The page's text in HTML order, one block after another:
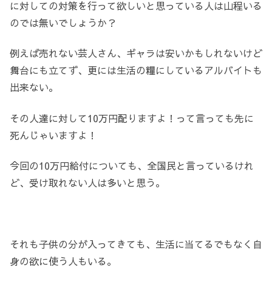
に対しての対策を行って欲しいと思っている人は山程いる
のでは無いでしょうか？
例えば売れない芸人さん、ギャラは安いかもしれないけど
舞台にも立てず、更には生活の糧にしているアルバイトも
出来ない。
その人達に対して10万円配りますよ！って言っても先に
死んじゃいますよ！
今回の10万円給付についても、全国民と言っているけれ
ど、受け取れない人は多いと思う。
それも子供の分が入ってきても、生活に当てるでもなく自
身の欲に使う人もいる。